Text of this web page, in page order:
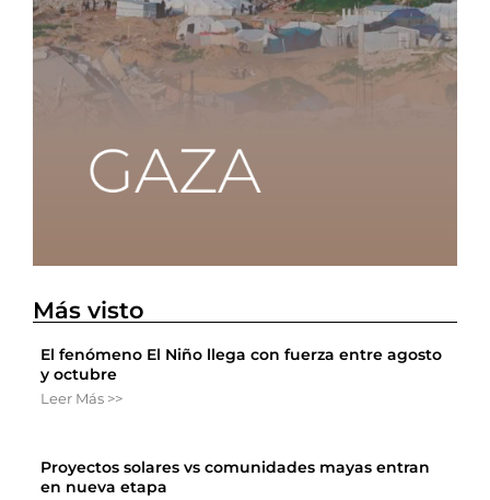
Más visto
El fenómeno El Niño llega con fuerza entre agosto
y octubre
Leer Más >>
Proyectos solares vs comunidades mayas entran
en nueva etapa